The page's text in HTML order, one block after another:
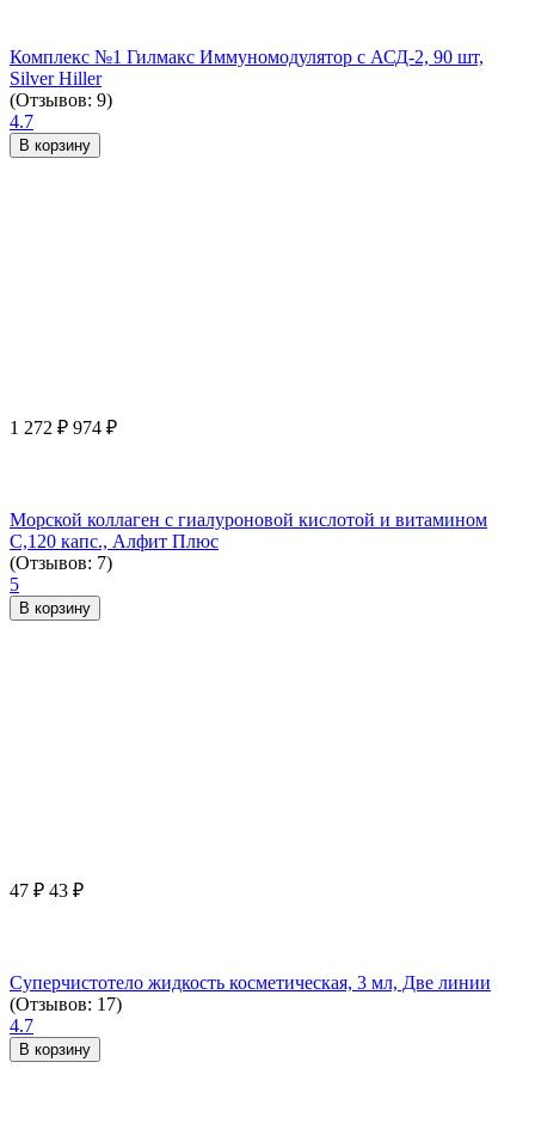
Комплекс №1 Гилмакс Иммуномодулятор с АСД-2, 90 шт,
Silver Hiller
(Отзывов: 9)
4.7
В корзину
1 272 ₽ 974 ₽
Морской коллаген с гиалуроновой кислотой и витамином
С,120 капс., Алфит Плюс
(Отзывов: 7)
5
В корзину
47 ₽ 43 ₽
Суперчистотело жидкость косметическая, 3 мл, Две линии
(Отзывов: 17)
4.7
В корзину